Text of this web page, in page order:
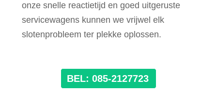
onze snelle reactietijd en goed uitgeruste
servicewagens kunnen we vrijwel elk
slotenprobleem ter plekke oplossen.
BEL: 085-2127723